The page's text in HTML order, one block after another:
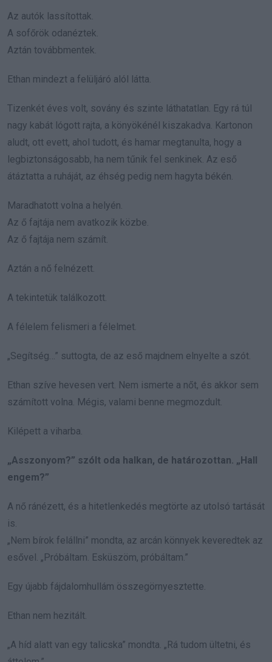
Az autók lassítottak.
A sofőrök odanéztek.
Aztán továbbmentek.
Ethan mindezt a felüljáró alól látta.
Tizenkét éves volt, sovány és szinte láthatatlan. Egy rá túl
nagy kabát lógott rajta, a könyökénél kiszakadva. Kartonon
aludt, ott evett, ahol tudott, és hamar megtanulta, hogy a
legbiztonságosabb, ha nem tűnik fel senkinek. Az eső
átáztatta a ruháját, az éhség pedig nem hagyta békén.
Maradhatott volna a helyén.
Az ő fajtája nem avatkozik közbe.
Az ő fajtája nem számít.
Aztán a nő felnézett.
A tekintetük találkozott.
A félelem felismeri a félelmet.
„Segítség…” suttogta, de az eső majdnem elnyelte a szót.
Ethan szíve hevesen vert. Nem ismerte a nőt, és akkor sem
számított volna. Mégis, valami benne megmozdult.
Kilépett a viharba.
„Asszonyom?” szólt oda halkan, de határozottan. „Hall
engem?”
A nő ránézett, és a hitetlenkedés megtörte az utolsó tartását
is.
„Nem bírok felállni” mondta, az arcán könnyek keveredtek az
esővel. „Próbáltam. Esküszöm, próbáltam.”
Egy újabb fájdalomhullám összegörnyesztette.
Ethan nem hezitált.
„A híd alatt van egy talicska” mondta. „Rá tudom ültetni, és